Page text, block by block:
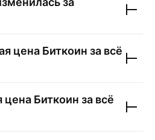
цена Биткоин за всё
цена Биткоин за всё